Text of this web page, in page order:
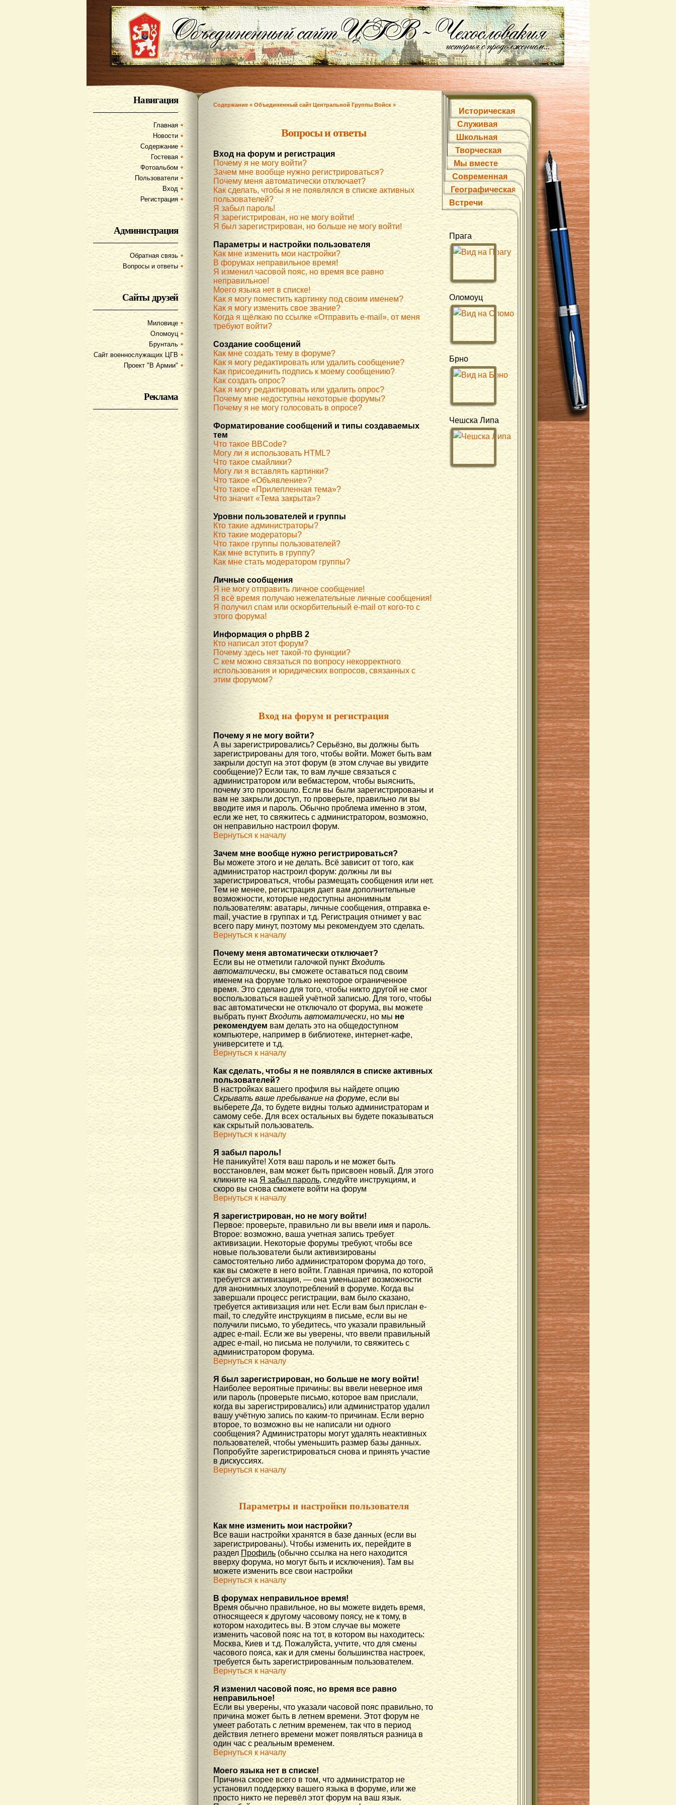
Навигация
Главная
Новости
Содержание
Гостевая
Фотоальбом
Пользователи
Вход
Регистрация
Администрация
Обратная связь
Вопросы и ответы
Сайты друзей
Миловице
Оломоуц
Брунталь
Сайт военнослужащих ЦГВ
Проект "В Армии"
Реклама
Содержание « Объединенный сайт Центральной Группы Войск »
Вопросы и ответы
Вход на форум и регистрация
Почему я не могу войти?
Зачем мне вообще нужно регистрироваться?
Почему меня автоматически отключает?
Как сделать, чтобы я не появлялся в списке активных
пользователей?
Я забыл пароль!
Я зарегистрирован, но не могу войти!
Я был зарегистрирован, но больше не могу войти!
Параметры и настройки пользователя
Как мне изменить мои настройки?
В форумах неправильное время!
Я изменил часовой пояс, но время все равно
неправильное!
Моего языка нет в списке!
Как я могу поместить картинку под своим именем?
Как я могу изменить свое звание?
Когда я щёлкаю по ссылке «Отправить e-mail», от меня
требуют войти?
Создание сообщений
Как мне создать тему в форуме?
Как я могу редактировать или удалить сообщение?
Как присоединить подпись к моему сообщению?
Как создать опрос?
Как я могу редактировать или удалить опрос?
Почему мне недоступны некоторые форумы?
Почему я не могу голосовать в опросе?
Форматирование сообщений и типы создаваемых
тем
Что такое BBCode?
Могу ли я использовать HTML?
Что такое смайлики?
Могу ли я вставлять картинки?
Что такое «Объявление»?
Что такое «Прилепленная тема»?
Что значит «Тема закрыта»?
Уровни пользователей и группы
Кто такие администраторы?
Кто такие модераторы?
Что такое группы пользователей?
Как мне вступить в группу?
Как мне стать модератором группы?
Личные сообщения
Я не могу отправить личное сообщение!
Я всё время получаю нежелательные личные сообщения!
Я получил спам или оскорбительный e-mail от кого-то с
этого форума!
Информация о phpBB 2
Кто написал этот форум?
Почему здесь нет такой-то функции?
С кем можно связаться по вопросу некорректного
использования и юридических вопросов, связанных с
этим форумом?
Вход на форум и регистрация
Почему я не могу войти?
А вы зарегистрировались? Серьёзно, вы должны быть
зарегистрированы для того, чтобы войти. Может быть вам
закрыли доступ на этот форум (в этом случае вы увидите
сообщение)? Если так, то вам лучше связаться с
администратором или вебмастером, чтобы выяснить,
почему это произошло. Если вы были зарегистрированы и
вам не закрыли доступ, то проверьте, правильно ли вы
вводите имя и пароль. Обычно проблема именно в этом,
если же нет, то свяжитесь с администратором, возможно,
он неправильно настроил форум.
Вернуться к началу
Зачем мне вообще нужно регистрироваться?
Вы можете этого и не делать. Всё зависит от того, как
администратор настроил форум: должны ли вы
зарегистрироваться, чтобы размещать сообщения или нет.
Тем не менее, регистрация дает вам дополнительные
возможности, которые недоступны анонимным
пользователям: аватары, личные сообщения, отправка e-
mail, участие в группах и т.д. Регистрация отнимет у вас
всего пару минут, поэтому мы рекомендуем это сделать.
Вернуться к началу
Почему меня автоматически отключает?
Если вы не отметили галочкой пунктВходить
автоматически, вы сможете оставаться под своим
именем на форуме только некоторое ограниченное
время. Это сделано для того, чтобы никто другой не смог
воспользоваться вашей учётной записью. Для того, чтобы
вас автоматически не отключало от форума, вы можете
выбрать пунктВходить автоматически, но мыне
рекомендуем вам делать это на общедоступном
компьютере, например в библиотеке, интернет-кафе,
университете и т.д.
Вернуться к началу
Как сделать, чтобы я не появлялся в списке активных
пользователей?
В настройках вашего профиля вы найдете опцию
Скрывать ваше пребывание на форуме, если вы
выберетеДа, то будете видны только администраторам и
самому себе. Для всех остальных вы будете показываться
как скрытый пользователь.
Вернуться к началу
Я забыл пароль!
Не паникуйте! Хотя ваш пароль и не может быть
восстановлен, вам может быть присвоен новый. Для этого
кликните на Я забыл пароль, следуйте инструкциям, и
скоро вы снова сможете войти на форум
Вернуться к началу
Я зарегистрирован, но не могу войти!
Первое: проверьте, правильно ли вы ввели имя и пароль.
Второе: возможно, ваша учетная запись требует
активизации. Некоторые форумы требуют, чтобы все
новые пользователи были активизированы
самостоятельно либо администратором форума до того,
как вы сможете в него войти. Главная причина, по которой
требуется активизация, — она уменьшает возможности
для анонимных злоупотреблений в форуме. Когда вы
завершали процесс регистрации, вам было сказано,
требуется активизация или нет. Если вам был прислан e-
mail, то следуйте инструкциям в письме, если вы не
получили письмо, то убедитесь, что указали правильный
адрес e-mail. Если же вы уверены, что ввели правильный
адрес e-mail, но письма не получили, то свяжитесь с
администратором форума.
Вернуться к началу
Я был зарегистрирован, но больше не могу войти!
Наиболее вероятные причины: вы ввели неверное имя
или пароль (проверьте письмо, которое вам прислали,
когда вы зарегистрировались) или администратор удалил
вашу учётную запись по каким-то причинам. Если верно
второе, то возможно вы не написали ни одного
сообщения? Администраторы могут удалять неактивных
пользователей, чтобы уменьшить размер базы данных.
Попробуйте зарегистрироваться снова и принять участие
в дискуссиях.
Вернуться к началу
Параметры и настройки пользователя
Как мне изменить мои настройки?
Все ваши настройки хранятся в базе данных (если вы
зарегистрированы). Чтобы изменить их, перейдите в
раздел Профиль(обычно ссылка на него находится
вверху форума, но могут быть и исключения). Там вы
можете изменить все свои настройки
Вернуться к началу
В форумах неправильное время!
Время обычно правильное, но вы можете видеть время,
относящееся к другому часовому поясу, не к тому, в
котором находитесь вы. В этом случае вы можете
изменить часовой пояс на тот, в котором вы находитесь:
Москва, Киев и т.д. Пожалуйста, учтите, что для смены
часового пояса, как и для смены большинства настроек,
требуется быть зарегистрированным пользователем.
Вернуться к началу
Я изменил часовой пояс, но время все равно
неправильное!
Если вы уверены, что указали часовой пояс правильно, то
причина может быть в летнем времени. Этот форум не
умеет работать с летним временем, так что в период
действия летнего времени может появляться разница в
один час с реальным временем.
Вернуться к началу
Моего языка нет в списке!
Причина скорее всего в том, что администратор не
установил поддержку вашего языка в форуме, или же
просто никто не перевёл этот форум на ваш язык.
Историческая
Служивая
Школьная
Творческая
Мы вместе
Современная
Географическая
Встречи
Прага
Оломоуц
Брно
Чешска Липа